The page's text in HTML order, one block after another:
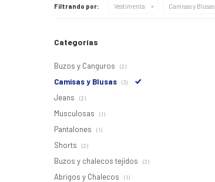
Filtrando por: Vestimenta Camisas y Blusas
Categorías
Buzos y Canguros (2)
Camisas y Blusas (3)
Jeans (2)
Musculosas (1)
Pantalones (1)
Shorts (2)
Buzos y chalecos tejidos (2)
Abrigos y Chalecos (1)